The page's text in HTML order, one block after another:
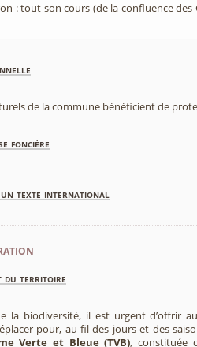
: tout son cours (de la confluence des
de la commune bénéficient de
foncière
texte international
du territoire
la biodiversité, il est urgent d’offrir
pour, au fil des jours et des
Verte et Bleue (TVB), constituée